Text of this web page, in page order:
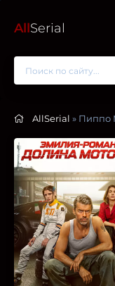
AllSerial
AllSerial » Пиппо